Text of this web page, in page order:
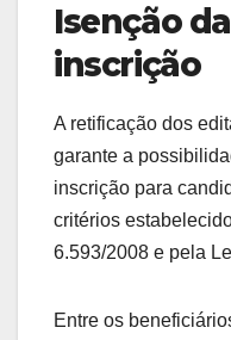
Isenção
inscrição
A retificação dos
garante a
inscrição para
critérios
6.593/2008 e pela
Entre os